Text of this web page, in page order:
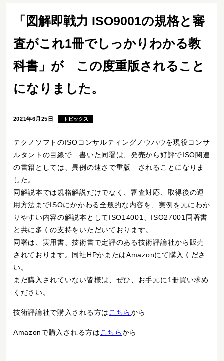
「図解即戦力 ISO9001の規格と審
査がこれ1冊でしっかりわかる教
科書」が この度重版されること
になりました。
2021年6月25日 トピックス
テクノソフトのISOコンサルティングノウハウを現役コンサ
ルタントの目線で 書いた同署は、発売から好評でISO関連
の書籍としては、異例の速さで重版 されることになりま
した。
同解説本では規格解説だけでなく、審査対応、取得後の運
用方法までISOにかかわる全般的な内容を、実例を元にわか
りやすい内容の解説本としてISO14001、ISO27001同著書
と共に多くの支持をいただいております。
同署は、実用書、技術書で定評のある技術評論社から販売
されております。同社HPかまたはAmazonにて購入くださ
い。
まだ購入されていない皆様は、ぜひ、お手元に1冊買い求め
ください。
技術評論社で購入される方は こちらから
Amazonで購入される方は こちらから